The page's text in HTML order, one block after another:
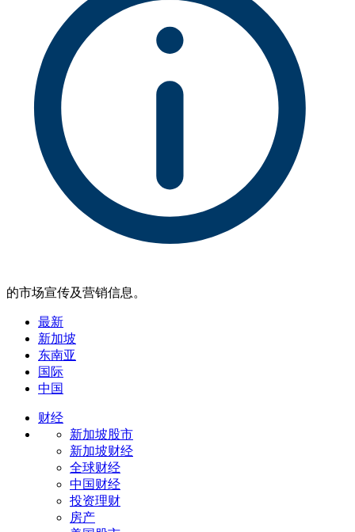
的市场宣传及营销信息。
最新
新加坡
东南亚
国际
中国
财经
新加坡股市
新加坡财经
全球财经
中国财经
投资理财
房产